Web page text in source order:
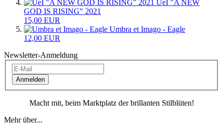
UeI "A NEW
GOD IS RISING" 2021
15,00 EUR
Umbra et Imago - Eagle
12,00 EUR
Newsletter-Anmeldung
Anmelden
Macht mit, beim Marktplatz der brillanten Stilblüten!
Mehr über...